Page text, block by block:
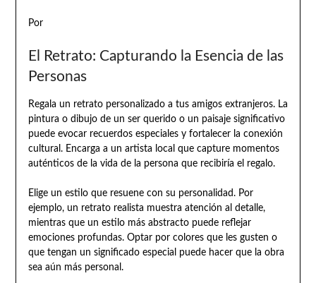
Por
El Retrato: Capturando la Esencia de las
Personas
Regala un retrato personalizado a tus amigos extranjeros. La
pintura o dibujo de un ser querido o un paisaje significativo
puede evocar recuerdos especiales y fortalecer la conexión
cultural. Encarga a un artista local que capture momentos
auténticos de la vida de la persona que recibiría el regalo.
Elige un estilo que resuene con su personalidad. Por
ejemplo, un retrato realista muestra atención al detalle,
mientras que un estilo más abstracto puede reflejar
emociones profundas. Optar por colores que les gusten o
que tengan un significado especial puede hacer que la obra
sea aún más personal.